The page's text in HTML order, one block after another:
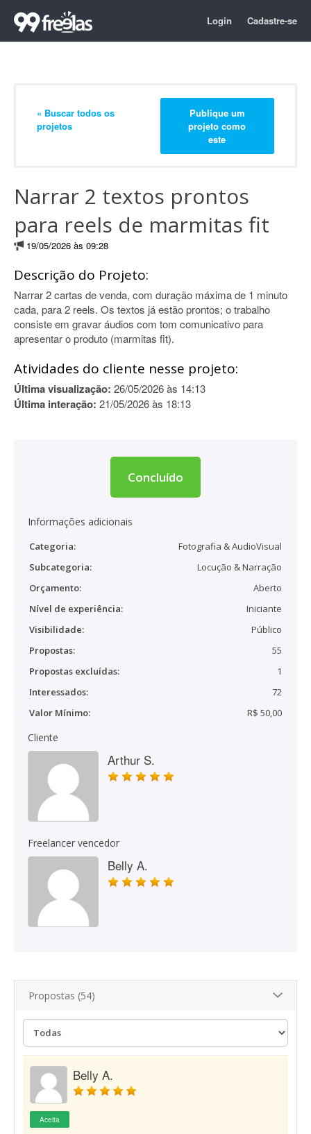
Login Cadastre-se
« Buscar todos os
projetos
Publique um
projeto como
este
Narrar 2 textos prontos
para reels de marmitas fit
19/05/2026 às 09:28
Descrição do Projeto:
Narrar 2 cartas de venda, com duração máxima de 1 minuto
cada, para 2 reels. Os textos já estão prontos; o trabalho
consiste em gravar áudios com tom comunicativo para
apresentar o produto (marmitas fit).
Atividades do cliente nesse projeto:
Última visualização: 26/05/2026 às 14:13
Última interação: 21/05/2026 às 18:13
Concluído
Informações adicionais
Categoria:
Fotografia & AudioVisual
Subcategoria:
Locução & Narração
Orçamento:
Aberto
Nível de experiência:
Iniciante
Visibilidade:
Público
Propostas:
55
Propostas excluídas:
1
Interessados:
72
Valor Mínimo:
R$ 50,00
Cliente
Arthur S.
Freelancer vencedor
Belly A.
Propostas (54)
Belly A.
Aceita